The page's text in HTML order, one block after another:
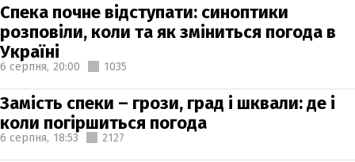
Спека почне відступати: синоптики
розповіли, коли та як зміниться погода в
Україні
6 серпня, 20:00 1035
Замість спеки – грози, град і шквали: де і
коли погіршиться погода
6 серпня, 18:53 2127